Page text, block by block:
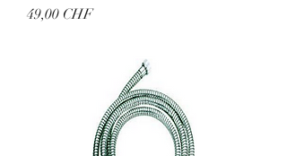
Preis
49,00 CHF